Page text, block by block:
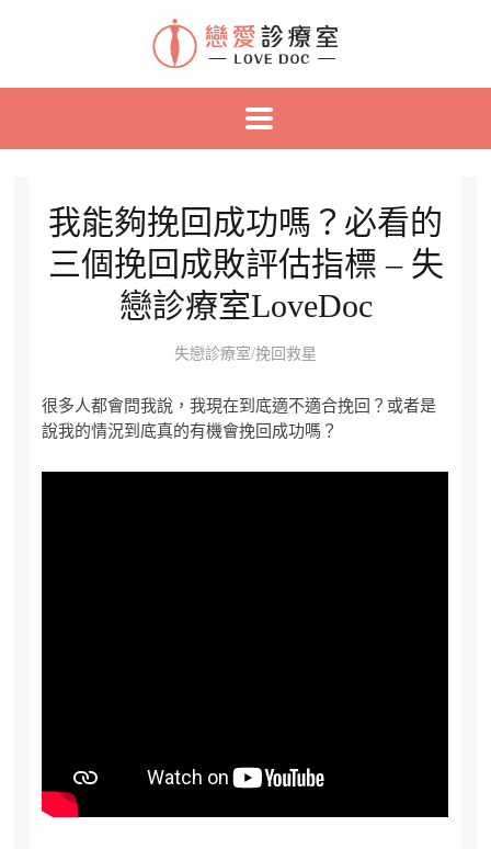
我能夠挽回成功嗎？必看的
三個挽回成敗評估指標 – 失
戀診療室LoveDoc
失戀診療室/挽回救星
很多人都會問我說，我現在到底適不適合挽回？或者是
說我的情況到底真的有機會挽回成功嗎？